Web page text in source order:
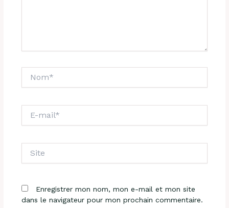
mail*
Enregistrer mon nom, mon e-mail et mon site
dans le navigateur pour mon prochain commentaire.